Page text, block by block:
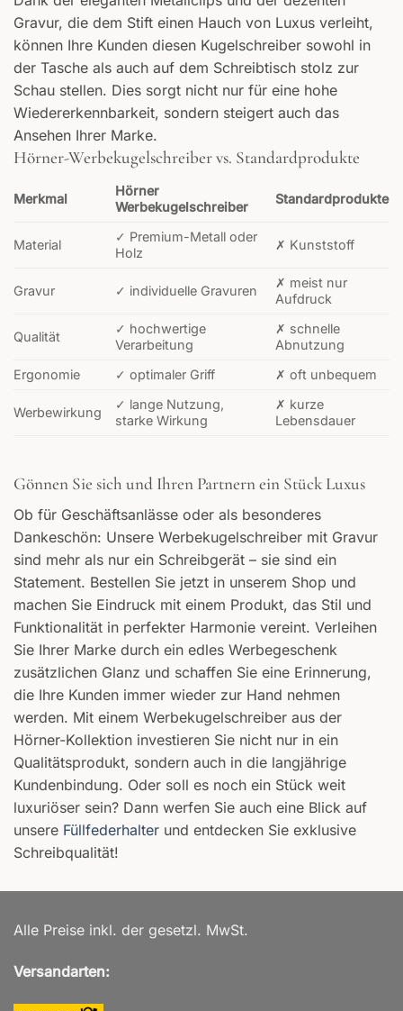
Gravur, die dem Stift einen Hauch von Luxus verleiht,
können Ihre Kunden diesen Kugelschreiber sowohl in
der Tasche als auch auf dem Schreibtisch stolz zur
Schau stellen. Dies sorgt nicht nur für eine hohe
Wiedererkennbarkeit, sondern steigert auch das
Ansehen Ihrer Marke.
Hörner-Werbekugelschreiber vs. Standardprodukte
Merkmal
Hörner
Werbekugelschreiber
Standardprodukte
Material
✓ Premium-Metall oder
Holz
✗ Kunststoff
Gravur ✓ individuelle Gravuren
✗ meist nur
Aufdruck
Qualität
✓ hochwertige
Verarbeitung
✗ schnelle
Abnutzung
Ergonomie
✓ optimaler Griff ✗ oft unbequem
Werbewirkung
✓ lange Nutzung,
starke Wirkung
✗ kurze
Lebensdauer
Gönnen Sie sich und Ihren Partnern ein Stück Luxus
Ob für Geschäftsanlässe oder als besonderes
Dankeschön: Unsere Werbekugelschreiber mit Gravur
sind mehr als nur ein Schreibgerät – sie sind ein
Statement. Bestellen Sie jetzt in unserem Shop und
machen Sie Eindruck mit einem Produkt, das Stil und
Funktionalität in perfekter Harmonie vereint. Verleihen
Sie Ihrer Marke durch ein edles Werbegeschenk
zusätzlichen Glanz und schaffen Sie eine Erinnerung,
die Ihre Kunden immer wieder zur Hand nehmen
werden. Mit einem Werbekugelschreiber aus der
Hörner-Kollektion investieren Sie nicht nur in ein
Qualitätsprodukt, sondern auch in die langjährige
Kundenbindung. Oder soll es noch ein Stück weit
luxuriöser sein? Dann werfen Sie auch eine Blick auf
unsere Füllfederhalter und entdecken Sie exklusive
Schreibqualität!
Alle Preise inkl. der gesetzl. MwSt.
Versandarten: